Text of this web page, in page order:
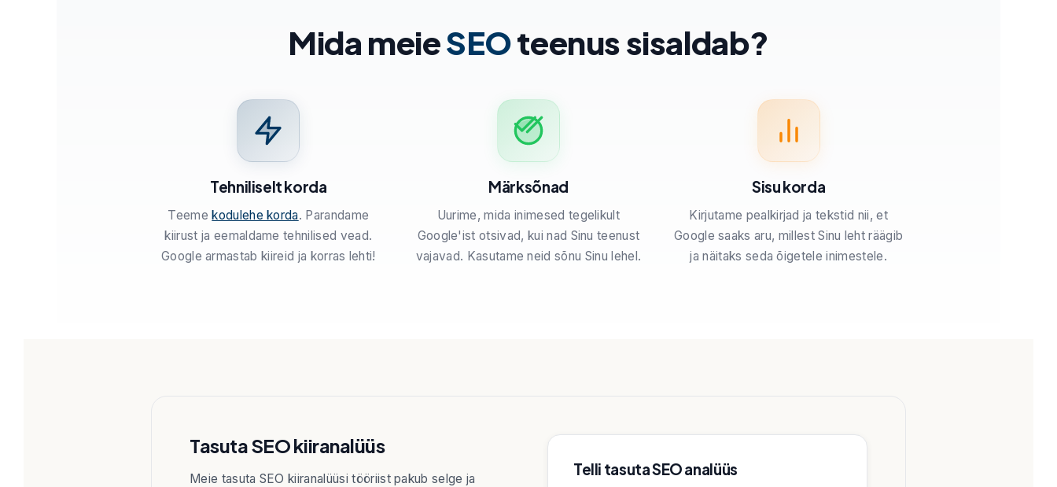
Mida meieSEOteenus sisaldab?
Tehniliselt korda
Teemekodulehe korda. Parandame
kiirust ja eemaldame tehnilised vead.
Google armastab kiireid ja korras lehti!
Märksõnad
Uurime, mida inimesed tegelikult
Google'ist otsivad, kui nad Sinu teenust
vajavad. Kasutame neid sõnu Sinu lehel.
Sisu korda
Kirjutame pealkirjad ja tekstid nii, et
Google saaks aru, millest Sinu leht räägib
ja näitaks seda õigetele inimestele.
Tasuta SEO kiiranalüüs
Meie tasuta SEO kiiranalüüsi tööriist pakub selge ja
Telli tasuta SEO analüüs